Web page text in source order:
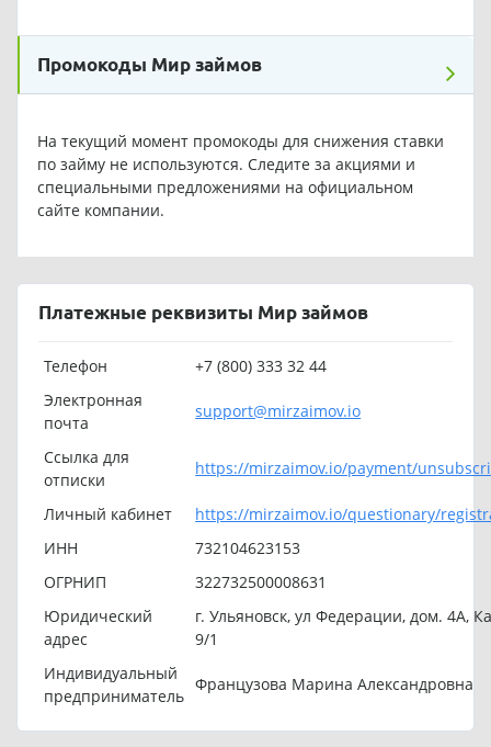
Промокоды Мир займов
На текущий момент промокоды для снижения ставки
по займу не используются. Следите за акциями и
специальными предложениями на официальном
сайте компании.
Платежные реквизиты Мир займов
Телефон
+7 (800) 333 32 44
Электронная
почта
support@mirzaimov.io
Ссылка для
отписки
https://mirzaimov.io/payment/
Личный кабинет
https://mirzaimov.io/questionary/
ИНН
732104623153
ОГРНИП
322732500008631
Юридический
адрес
г. Ульяновск, ул Федерации, дом. 4А,
9/1
Индивидуальный
предприниматель
Французова Марина Александровна